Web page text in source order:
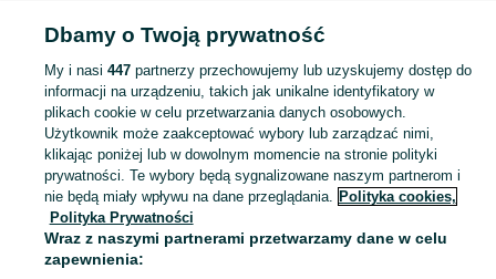
piaggio mp3 gry ps 4
Skorzystaj z największego serwisu ogłoszeniowego - Lubieszów i okolice! Kupuj to, czego pragniesz i sprzedawaj to, czego już nie potrzebujesz! Zobacz
Mapa kategorii
Mapa miejscowości
Mapa ministron
Dbamy o Twoją prywatność
My i nasi 447partnerzy przechowujemy lub uzyskujemy dostęp do
informacji na urządzeniu, takich jak unikalne identyfikatory w
plikach cookie w celu przetwarzania danych osobowych.
Użytkownik może zaakceptować wybory lub zarządzać nimi,
klikając poniżej lub w dowolnym momencie na stronie polityki
prywatności. Te wybory będą sygnalizowane naszym partnerom i
nie będą miały wpływu na dane przeglądania. Polityka cookies,
Polityka Prywatności
Wraz z naszymi partnerami przetwarzamy dane w celu
zapewnienia: